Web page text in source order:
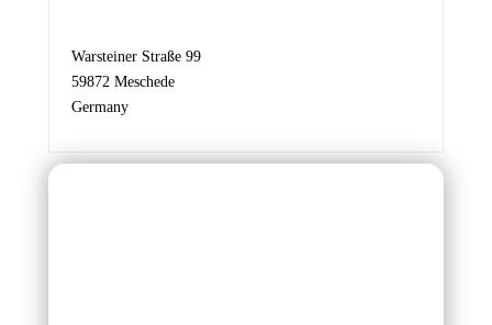
c
h
r
c
Warsteiner Straße 99
59872 Meschede
Germany